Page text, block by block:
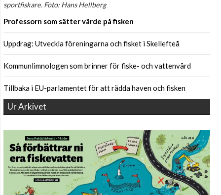
sportfiskare. Foto: Hans Hellberg
Professorn som sätter värde på fisken
Uppdrag: Utveckla föreningarna och fisket i Skellefteå
Kommunlimnologen som brinner för fiske- och vattenvård
Tillbaka i EU-parlamentet för att rädda haven och fisken
Ur Arkivet